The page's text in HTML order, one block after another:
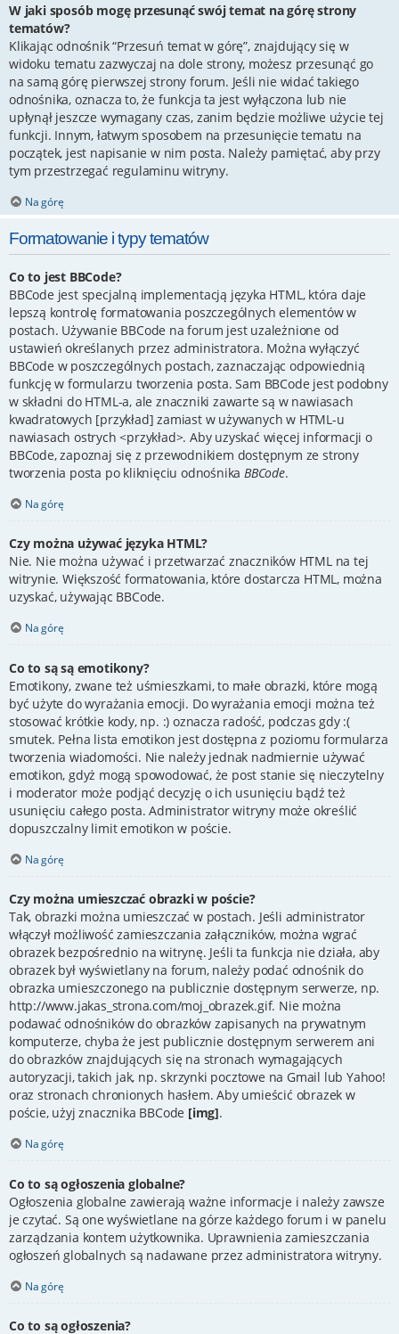
W jaki sposób mogę przesunąć swój temat na górę strony
tematów?
Klikając odnośnik “Przesuń temat w górę”, znajdujący się w
widoku tematu zazwyczaj na dole strony, możesz przesunąć go
na samą górę pierwszej strony forum. Jeśli nie widać takiego
odnośnika, oznacza to, że funkcja ta jest wyłączona lub nie
upłynął jeszcze wymagany czas, zanim będzie możliwe użycie tej
funkcji. Innym, łatwym sposobem na przesunięcie tematu na
początek, jest napisanie w nim posta. Należy pamiętać, aby przy
tym przestrzegać regulaminu witryny.
Na górę
Formatowanie i typy tematów
Co to jest BBCode?
BBCode jest specjalną implementacją języka HTML, która daje
lepszą kontrolę formatowania poszczególnych elementów w
postach. Używanie BBCode na forum jest uzależnione od
ustawień określanych przez administratora. Można wyłączyć
BBCode w poszczególnych postach, zaznaczając odpowiednią
funkcję w formularzu tworzenia posta. Sam BBCode jest podobny
w składni do HTML-a, ale znaczniki zawarte są w nawiasach
kwadratowych [przykład] zamiast w używanych w HTML-u
nawiasach ostrych <przykład>. Aby uzyskać więcej informacji o
BBCode, zapoznaj się z przewodnikiem dostępnym ze strony
tworzenia posta po kliknięciu odnośnika BBCode.
Na górę
Czy można używać języka HTML?
Nie. Nie można używać i przetwarzać znaczników HTML na tej
witrynie. Większość formatowania, które dostarcza HTML, można
uzyskać, używając BBCode.
Na górę
Co to są są emotikony?
Emotikony, zwane też uśmieszkami, to małe obrazki, które mogą
być użyte do wyrażania emocji. Do wyrażania emocji można też
stosować krótkie kody, np. :) oznacza radość, podczas gdy :(
smutek. Pełna lista emotikon jest dostępna z poziomu formularza
tworzenia wiadomości. Nie należy jednak nadmiernie używać
emotikon, gdyż mogą spowodować, że post stanie się nieczytelny
i moderator może podjąć decyzję o ich usunięciu bądź też
usunięciu całego posta. Administrator witryny może określić
dopuszczalny limit emotikon w poście.
Na górę
Czy można umieszczać obrazki w poście?
Tak, obrazki można umieszczać w postach. Jeśli administrator
włączył możliwość zamieszczania załączników, można wgrać
obrazek bezpośrednio na witrynę. Jeśli ta funkcja nie działa, aby
obrazek był wyświetlany na forum, należy podać odnośnik do
obrazka umieszczonego na publicznie dostępnym serwerze, np.
http://www.jakas_strona.com/moj_obrazek.gif. Nie można
podawać odnośników do obrazków zapisanych na prywatnym
komputerze, chyba że jest publicznie dostępnym serwerem ani
do obrazków znajdujących się na stronach wymagających
autoryzacji, takich jak, np. skrzynki pocztowe na Gmail lub Yahoo!
oraz stronach chronionych hasłem. Aby umieścić obrazek w
poście, użyj znacznika BBCode [img].
Na górę
Co to są ogłoszenia globalne?
Ogłoszenia globalne zawierają ważne informacje i należy zawsze
je czytać. Są one wyświetlane na górze każdego forum i w panelu
zarządzania kontem użytkownika. Uprawnienia zamieszczania
ogłoszeń globalnych są nadawane przez administratora witryny.
Na górę
Co to są ogłoszenia?